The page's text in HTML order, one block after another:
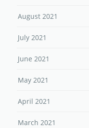
August 2021
July 2021
June 2021
May 2021
April 2021
March 2021